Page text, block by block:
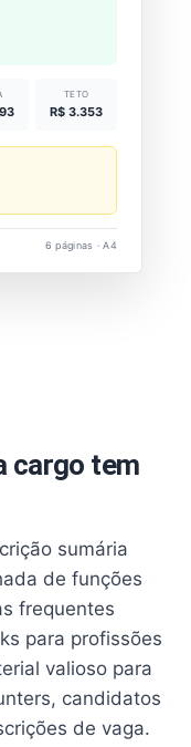
TETO
R$ 3.353
6 páginas · A4
cargo tem
sumária
de funções
frequentes
para profissões
valioso para
candidatos
de vaga.